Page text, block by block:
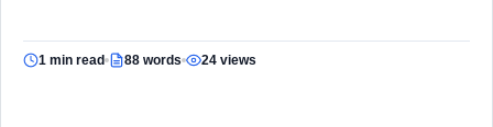
1 min read 88 words 24 views